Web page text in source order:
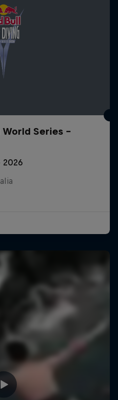
World Series -
2026